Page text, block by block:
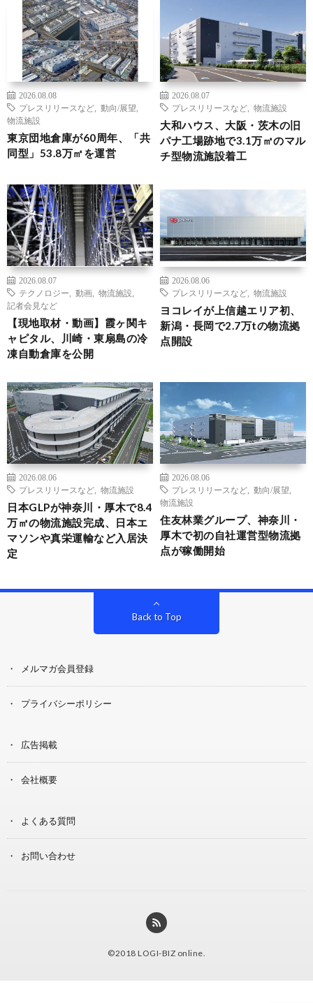
2026.08.08
プレスリリースなど
動向/展望
物流施設
東京団地倉庫が60周年、「共
同型」53.8万㎡を運営
2026.08.07
プレスリリースなど
物流施設
大和ハウス、大阪・茨木の旧
パナ工場跡地で3.1万㎡のマル
チ型物流施設着工
2026.08.07
テクノロジー
動画 物流施設
記者会見など
【現地取材・動画】霞ヶ関キ
ャピタル、川崎・東扇島の冷
凍自動倉庫を公開
2026.08.06
プレスリリースなど
物流施設
ヨコレイが上信越エリア初、
新潟・長岡で2.7万tの物流拠
点開設
2026.08.06
プレスリリースなど
物流施設
日本GLPが神奈川・厚木で8.4
万㎡の物流施設完成、日本エ
マソンや真栄運輸など入居決
定
2026.08.06
プレスリリースなど
動向/展望
物流施設
住友林業グループ、神奈川・
厚木で初の自社運営型物流拠
点が稼働開始
Back to Top
メルマガ会員登録
プライバシーポリシー
広告掲載
会社概要
よくある質問
お問い合わせ
©2018 LOGI-BIZ online.